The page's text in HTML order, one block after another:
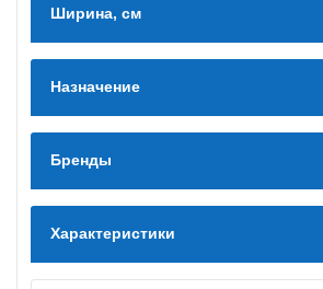
Ширина, см
Назначение
Бренды
Характеристики